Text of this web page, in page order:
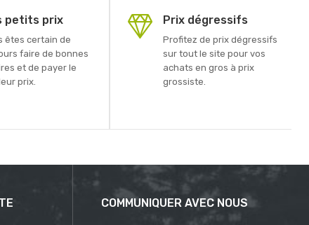
petits prix
êtes certain de
faire de bonnes
et de payer le
prix.
Prix dégressifs
Profitez de prix dégressifs
sur tout le site pour vos
achats en gros à prix
grossiste.
COMMUNIQUER AVEC NOUS